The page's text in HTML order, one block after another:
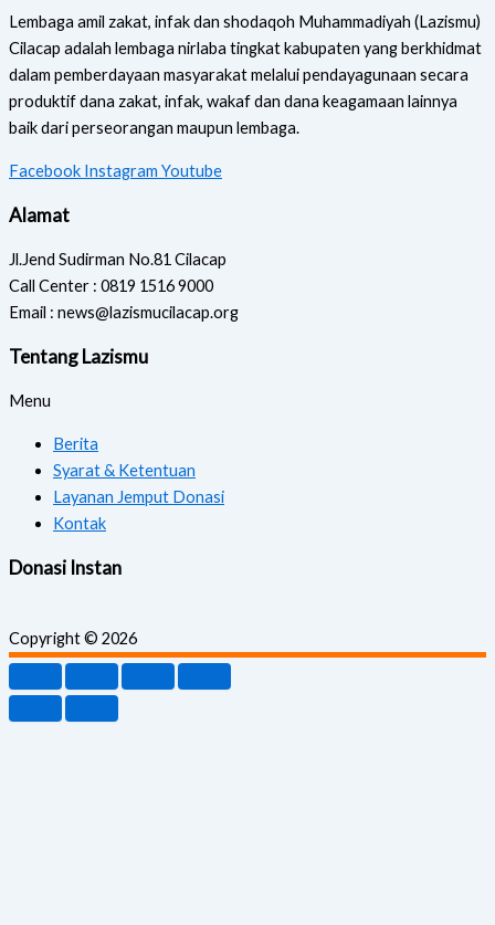
Lembaga amil zakat, infak dan shodaqoh Muhammadiyah (Lazismu)
Cilacap adalah lembaga nirlaba tingkat kabupaten yang berkhidmat
dalam pemberdayaan masyarakat melalui pendayagunaan secara
produktif dana zakat, infak, wakaf dan dana keagamaan lainnya
baik dari perseorangan maupun lembaga.
Facebook Instagram Youtube
Alamat
Jl.Jend Sudirman No.81 Cilacap
Call Center : 0819 1516 9000
Email : news@lazismucilacap.org
Tentang Lazismu
Menu
Berita
Syarat & Ketentuan
Layanan Jemput Donasi
Kontak
Donasi Instan
Copyright © 2026